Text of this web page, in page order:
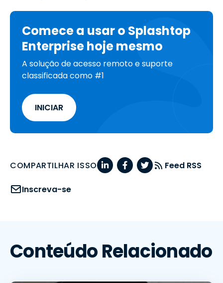
Comece a usar o Splashtop
Enterprise hoje mesmo
A solução de acesso remoto e suporte
classificada como #1
INICIAR
COMPARTILHAR ISSO Feed RSS
Inscreva-se
Conteúdo Relacionado